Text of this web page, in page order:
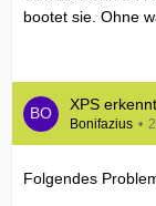
bootet sie. Ohne
XPS
Bonifazius
Folgendes